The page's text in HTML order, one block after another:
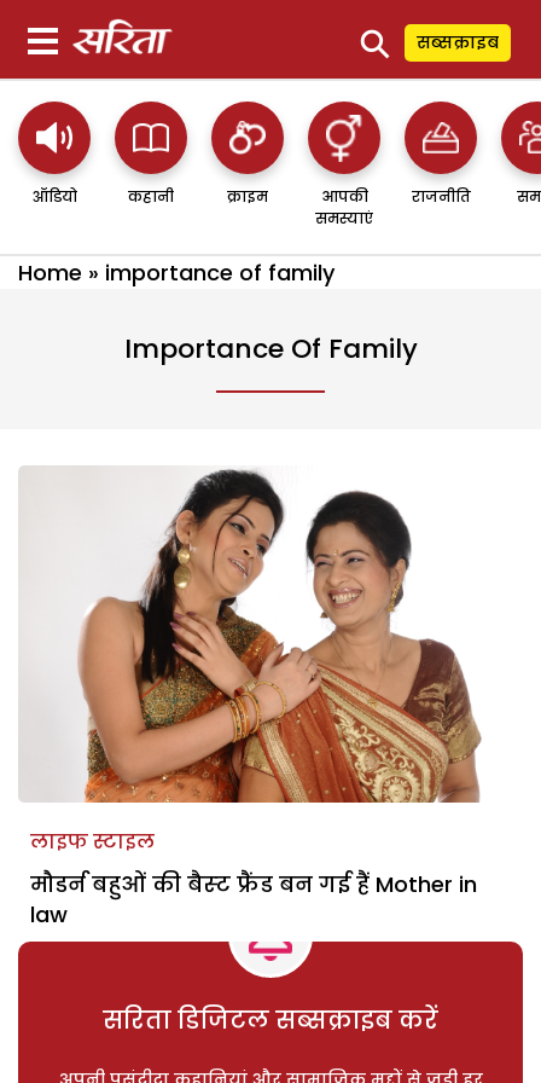
⚲ सब्सक्राइब
ऑडियो कहानी क्राइम
आपकी
समस्याएं
राजनीति
Home » importance of family
Importance Of Family
लाइफ स्टाइल
मौडर्न बहुओं की बैस्‍ट फ्रैंड बन गई हैं Mother in
law
सरिता डिजिटल सब्सक्राइब करें